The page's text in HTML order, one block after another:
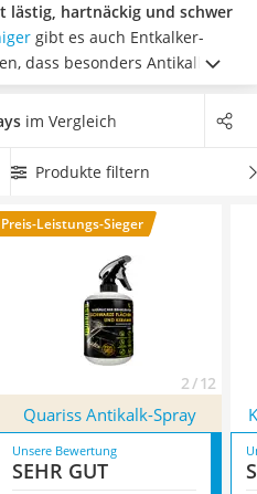
lästig, hartnäckig und schwer
gibt es auch Entkalker-
dass besonders Antikalk-
Ablagerungen mühelos
Oberfläche wieder zum
Spray mitbesonders guter
uns hier im August 2026
Spray* mit seinen
im Vergleich
Produkte filtern
Preis-Leistungs-Sieger
2 / 12
Quariss Antikalk-Spray
Unsere Bewertung
SEHR GUT